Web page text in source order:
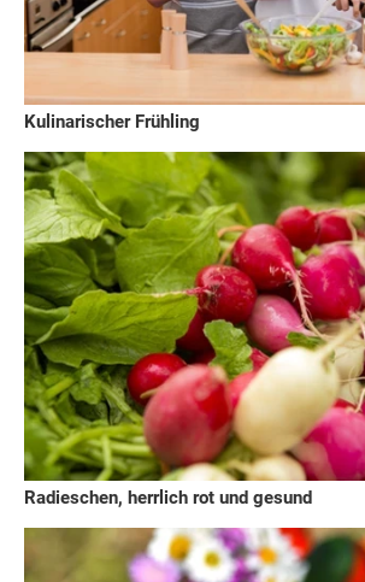
Kulinarischer Frühling
Radieschen, herrlich rot und gesund